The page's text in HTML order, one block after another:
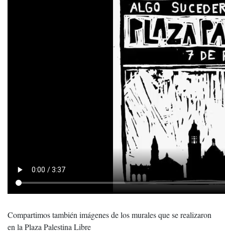
Compartimos también imágenes de los murales que se realizaron
en la Plaza Palestina Libre